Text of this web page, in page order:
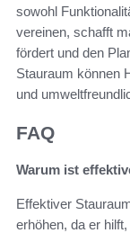
sowohl
vereinen, schafft
fördert und den
Stauraum können
und
FAQ
Warum ist
Effektiver
erhöhen, da er